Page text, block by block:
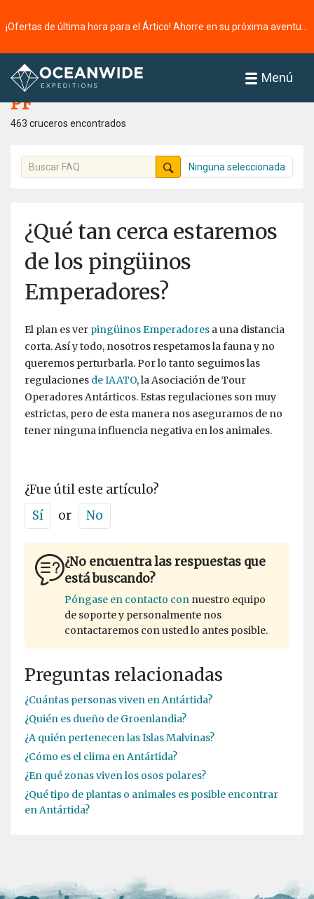
Menú
Página principal
PF
463 cruceros encontrados
Ninguna seleccionada
¿Qué tan cerca estaremos
de los pingüinos
Emperadores?
El plan es ver pingüinos Emperadores a una distancia
corta. Así y todo, nosotros respetamos la fauna y no
queremos perturbarla. Por lo tanto seguimos las
regulaciones de IAATO, la Asociación de Tour
Operadores Antárticos. Estas regulaciones son muy
estrictas, pero de esta manera nos aseguramos de no
tener ninguna influencia negativa en los animales.
¿Fue útil este artículo?
Sí
or No
¿No encuentra las respuestas que
está buscando?
Póngase en contacto con nuestro equipo
de soporte y personalmente nos
contactaremos con usted lo antes posible.
Preguntas relacionadas
¿Cuántas personas viven en Antártida?
¿Quién es dueño de Groenlandia?
¿A quién pertenecen las Islas Malvinas?
¿Cómo es el clima en Antártida?
¿En qué zonas viven los osos polares?
¿Qué tipo de plantas o animales es posible encontrar
en Antártida?